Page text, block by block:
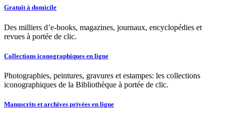
Gratuit à domicile
Des milliers d’e-books, magazines, journaux, encyclopédies et
revues à portée de clic.
Collections iconographiques en ligne
Photographies, peintures, gravures et estampes: les collections
iconographiques de la Bibliothèque à portée de clic.
Manuscrits et archives privées en ligne